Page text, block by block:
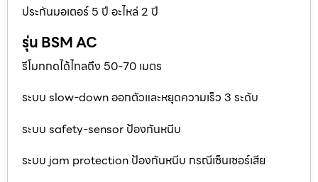
ประกันมอเตอร์ 5 ปี อะไหล่ 2 ปี
รุ่น BSM AC
รีโมทกดได้ไกลถึง 50-70 เมตร
ระบบ slow-down ออกตัวและหยุดความเร็ว 3 ระดับ
ระบบ safety-sensor ป้องกันหนีบ
ระบบ jam protection ป้องกันหนีบ กรณีเซ็นเซอร์เสีย